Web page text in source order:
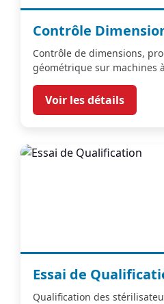
Contrôle
Contrôle de dimensions,
géométrique sur machines
Voir les détails
Essai de
Qualification des